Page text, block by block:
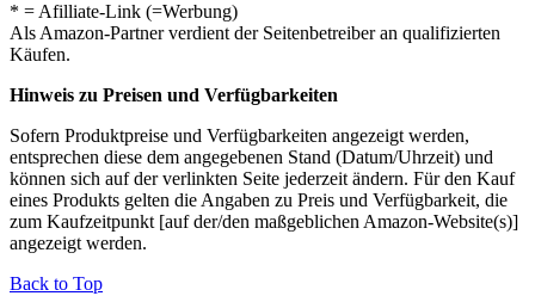
* = Afilliate-Link (=Werbung)
Als Amazon-Partner verdient der Seitenbetreiber an qualifizierten
Käufen.
Hinweis zu Preisen und Verfügbarkeiten
Sofern Produktpreise und Verfügbarkeiten angezeigt werden,
entsprechen diese dem angegebenen Stand (Datum/Uhrzeit) und
können sich auf der verlinkten Seite jederzeit ändern. Für den Kauf
eines Produkts gelten die Angaben zu Preis und Verfügbarkeit, die
zum Kaufzeitpunkt [auf der/den maßgeblichen Amazon-Website(s)]
angezeigt werden.
Back to Top